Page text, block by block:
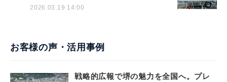
2026.03.19 14:00
お客様の声・活用事例
戦略的広報で堺の魅力を全国へ。プレ